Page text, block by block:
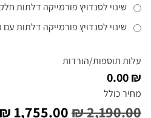
שינוי לסנדויץ פורמייקה דלתות
שינוי לסנדויץ פורמייקה דלתות
עלות תוספות/הורדות
₪ 0.00
מחיר כולל
₪2,190.00
₪ 1,755.00